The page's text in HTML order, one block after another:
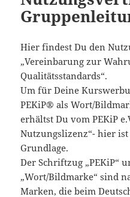
Hier findest Du den
„Vereinbarung zur
Qualitätsstandards“.
Um für Deine
PEKiP® als Wort/
erhältst Du vom PEKiP
Nutzungslizenz“- hier
Grundlage.
Der Schriftzug „PEKiP“
„Wort/Bildmarke“ sind
Marken, die beim